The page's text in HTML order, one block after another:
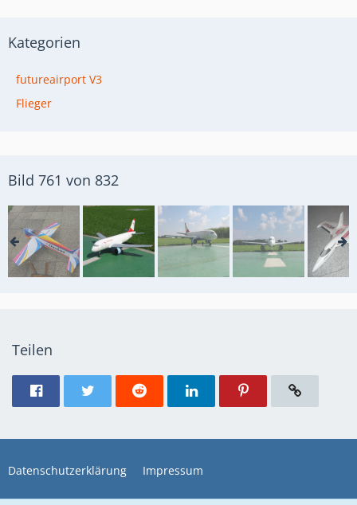
Kategorien
futureairport V3
Flieger
Bild 761 von 832
Teilen
Datenschutzerklärung Impressum